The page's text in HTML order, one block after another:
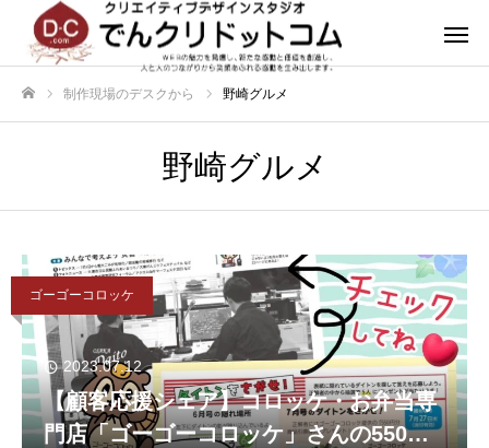
制作現場のデスクから 野崎グルメ
野崎グルメ
ゴーゴーコロッケ
2023.07.12
【顧客応援シェア】コロッケ・お弁当専
門店「ゴーゴーコロッケ」さんの550円